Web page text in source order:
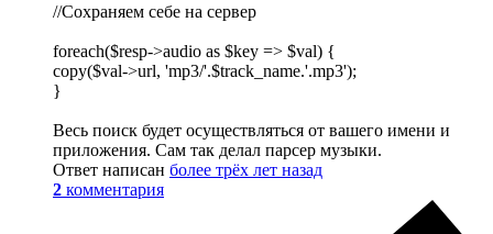
//Сохраняем себе на сервер
foreach($resp->audio as $key => $val) {
copy($val->url, 'mp3/'.$track_name.'.mp3');
}
Весь поиск будет осуществляться от вашего имени и
приложения. Сам так делал парсер музыки.
Ответ написан более трёх лет назад
2 комментария